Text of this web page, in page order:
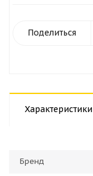
Поделиться
Характеристики
Бренд